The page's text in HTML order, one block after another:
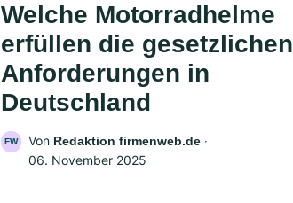
Welche Motorradhelme
erfüllen die gesetzlichen
Anforderungen in
Deutschland
FW Von Redaktion firmenweb.de ‧
06. November 2025